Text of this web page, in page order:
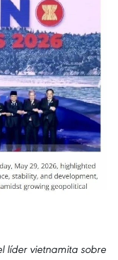
líder vietnamita sobre